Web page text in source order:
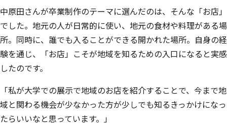
中原田さんが卒業制作のテーマに選んだのは、そんな「お店」
でした。地元の人が日常的に使い、地元の食材や料理がある場
所。同時に、誰でも入ることができる開かれた場所。自身の経
験を通じ、「お店」こそが地域を知るための入口になると実感
したのです。
「私が大学での展示で地域のお店を紹介することで、今まで地
域と関わる機会が少なかった方が少しでも知るきっかけになっ
たらいいなと思っています。」